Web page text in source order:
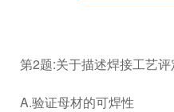
第2题:关于描述焊接工艺评
A.验证母材的可焊性